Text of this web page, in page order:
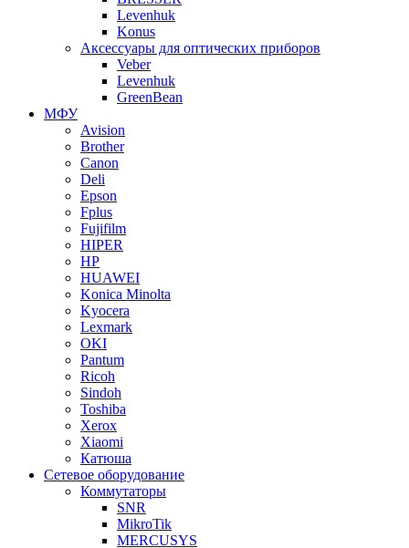
Levenhuk
Konus
Аксессуары для оптических приборов
Veber
Levenhuk
GreenBean
МФУ
Avision
Brother
Canon
Deli
Epson
Fplus
Fujifilm
HIPER
HP
HUAWEI
Konica Minolta
Kyocera
Lexmark
OKI
Pantum
Ricoh
Sindoh
Toshiba
Xerox
Xiaomi
Катюша
Сетевое оборудование
Коммутаторы
SNR
MikroTik
MERCUSYS